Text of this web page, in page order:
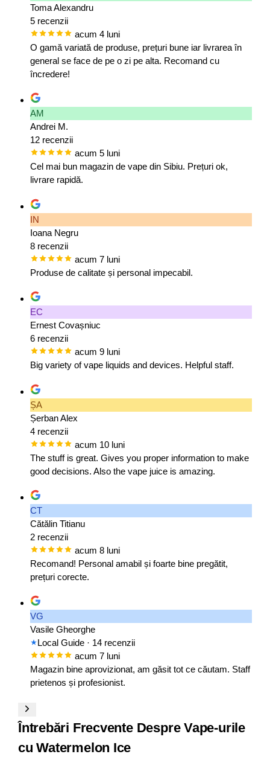
Toma Alexandru
5 recenzii
acum 4 luni
O gamă variată de produse, prețuri bune iar livrarea în
general se face de pe o zi pe alta. Recomand cu
încredere!
AM
Andrei M.
12 recenzii
acum 5 luni
Cel mai bun magazin de vape din Sibiu. Prețuri ok,
livrare rapidă.
IN
Ioana Negru
8 recenzii
acum 7 luni
Produse de calitate și personal impecabil.
EC
Ernest Covașniuc
6 recenzii
acum 9 luni
Big variety of vape liquids and devices. Helpful staff.
ȘA
Șerban Alex
4 recenzii
acum 10 luni
The stuff is great. Gives you proper information to make
good decisions. Also the vape juice is amazing.
CT
Cătălin Titianu
2 recenzii
acum 8 luni
Recomand! Personal amabil și foarte bine pregătit,
prețuri corecte.
VG
Vasile Gheorghe
Local Guide · 14 recenzii
acum 7 luni
Magazin bine aprovizionat, am găsit tot ce căutam. Staff
prietenos și profesionist.
Întrebări Frecvente Despre Vape-urile
cu Watermelon Ice